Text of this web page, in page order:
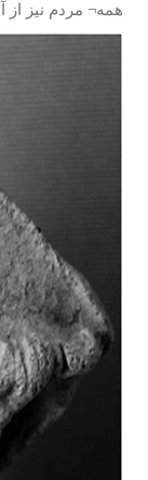
همه¬ مردم نيز از